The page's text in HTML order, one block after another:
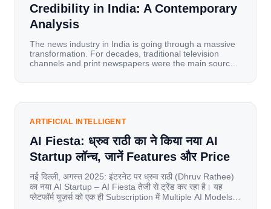
Credibility in India: A Contemporary
Analysis
The news industry in India is going through a massive
transformation. For decades, traditional television
channels and print newspapers were the main sources
mobile data, affordable smartphones, and high-speed
has become a mobile-first market where consumers
ARTIFICIAL INTELLIGENT
AI Fiesta: ध्रुव राठी का ने किया नया AI
Startup लॉन्च, जानें Features और Price
नई दिल्ली, अगस्त 2025: इंटरनेट पर ध्रुव राठी (Dhruv Rathee)
का नया AI Startup – AI Fiesta तेजी से ट्रेंड कर रहा है। यह
प्लेटफॉर्म यूज़र्स को एक ही Subscription में Multiple AI Models